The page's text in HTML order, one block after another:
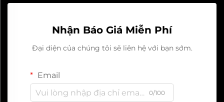
Nhận Báo Giá Miễn Phí
Đại diện của chúng tôi sẽ liên hệ với bạn sớm.
Email
0/100